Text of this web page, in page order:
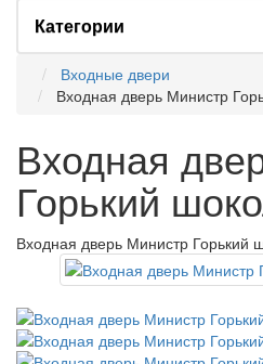
Категории
Входные двери
Входная дверь Министр
Входная
Горький
Входная дверь Министр Горький